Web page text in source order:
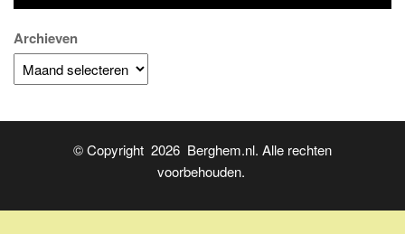
Archieven
© Copyright 2026 Berghem.nl. Alle rechten
voorbehouden.